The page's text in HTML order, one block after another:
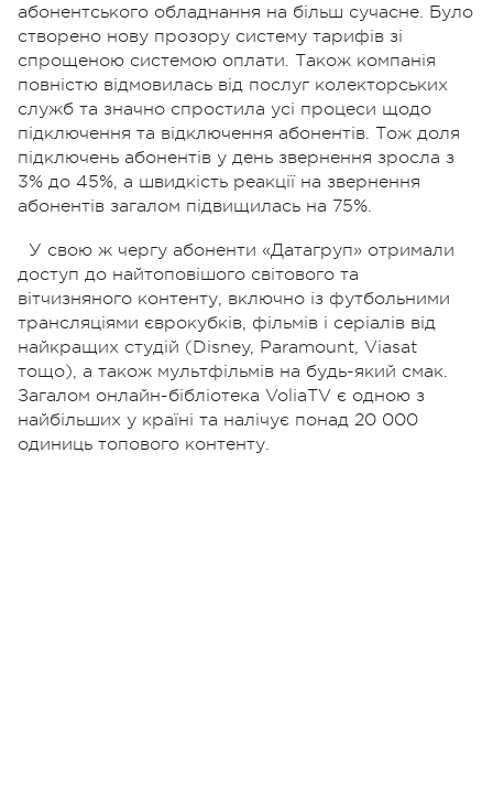
абонентського обладнання на більш сучасне. Було
створено нову прозору систему тарифів зі
спрощеною системою оплати. Також компанія
повністю відмовилась від послуг колекторських
служб та значно спростила усі процеси щодо
підключення та відключення абонентів. Тож доля
підключень абонентів у день звернення зросла з
3% до 45%, а швидкість реакції на звернення
абонентів загалом підвищилась на 75%.
У свою ж чергу абоненти «Датагруп» отримали
доступ до найтоповішого світового та
вітчизняного контенту, включно із футбольними
трансляціями єврокубків, фільмів і серіалів від
найкращих студій (Disney, Paramount, Viasat
тощо), а також мультфільмів на будь-який смак.
Загалом онлайн-бібліотека VoliaTV є одною з
найбільших у країні та налічує понад 20 000
одиниць топового контенту.